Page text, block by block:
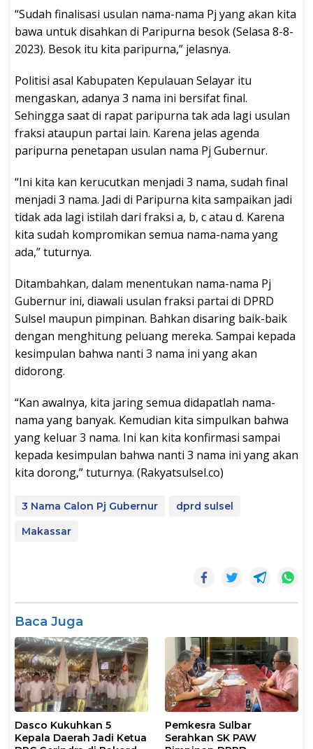
“Sudah finalisasi usulan nama-nama Pj yang akan kita
bawa untuk disahkan di Paripurna besok (Selasa 8-8-
2023). Besok itu kita paripurna,” jelasnya.
Politisi asal Kabupaten Kepulauan Selayar itu
mengaskan, adanya 3 nama ini bersifat final.
Sehingga saat di rapat paripurna tak ada lagi usulan
fraksi ataupun partai lain. Karena jelas agenda
paripurna penetapan usulan nama Pj Gubernur.
“Ini kita kan kerucutkan menjadi 3 nama, sudah final
menjadi 3 nama. Jadi di Paripurna kita sampaikan jadi
tidak ada lagi istilah dari fraksi a, b, c atau d. Karena
kita sudah kompromikan semua nama-nama yang
ada,” tuturnya.
Ditambahkan, dalam menentukan nama-nama Pj
Gubernur ini, diawali usulan fraksi partai di DPRD
Sulsel maupun pimpinan. Bahkan disaring baik-baik
dengan menghitung peluang mereka. Sampai kepada
kesimpulan bahwa nanti 3 nama ini yang akan
didorong.
“Kan awalnya, kita jaring semua didapatlah nama-
nama yang banyak. Kemudian kita simpulkan bahwa
yang keluar 3 nama. Ini kan kita konfirmasi sampai
kepada kesimpulan bahwa nanti 3 nama ini yang akan
kita dorong,” tuturnya. (Rakyatsulsel.co)
3 Nama Calon Pj Gubernur
dprd sulsel
Makassar
Baca Juga
Dasco Kukuhkan 5
Kepala Daerah Jadi Ketua
Pemkesra Sulbar
Serahkan SK PAW